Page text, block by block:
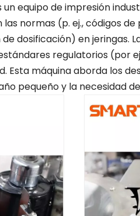
equipo de impresión
normas (p. ej., códigos
dosificación) en jeringas.
regulatorios (por
Esta máquina aborda los
pequeño y la necesidad